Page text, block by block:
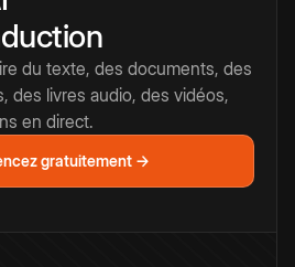
du texte, des documents, des
des livres audio, des vidéos,
en direct.
gratuitement →